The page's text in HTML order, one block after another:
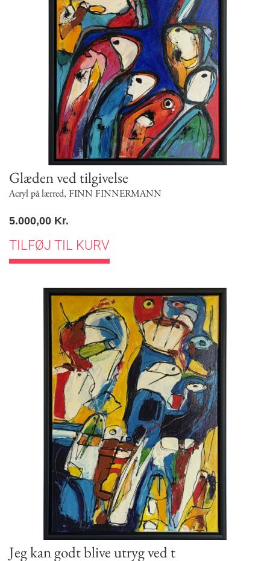
Glæden ved tilgivelse
Acryl på lærred, FINN FINNERMANN
5.000,00 Kr.
TILFØJ TIL KURV
Jeg kan godt blive utryg ved t